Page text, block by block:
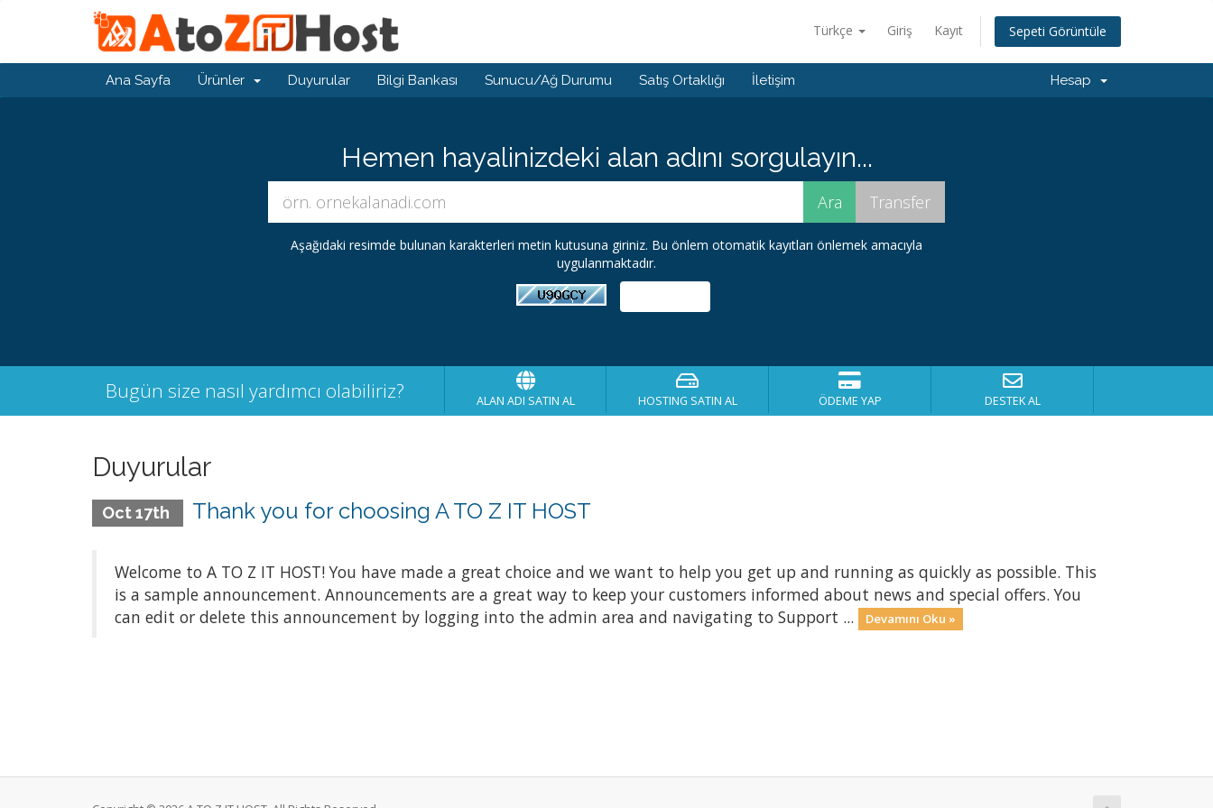
Türkçe Giriş Kayıt Sepeti Görüntüle
Ana Sayfa Ürünler Duyurular Bilgi Bankası Sunucu/Ağ Durumu Satış Ortaklığı İletişim Hesap
Hemen hayalinizdeki alan adını sorgulayın...
Aşağıdaki resimde bulunan karakterleri metin kutusuna giriniz. Bu önlem otomatik kayıtları önlemek amacıyla
uygulanmaktadır.
Bugün size nasıl yardımcı olabiliriz? ALAN ADI SATIN AL HOSTING SATIN AL ÖDEME YAP DESTEK AL
Duyurular
Oct 17th Thank you for choosing A TO Z IT HOST
Welcome to A TO Z IT HOST! You have made a great choice and we want to help you get up and running as quickly as possible. This
is a sample announcement. Announcements are a great way to keep your customers informed about news and special offers. You
can edit or delete this announcement by logging into the admin area and navigating to Support ...
Devamını Oku »